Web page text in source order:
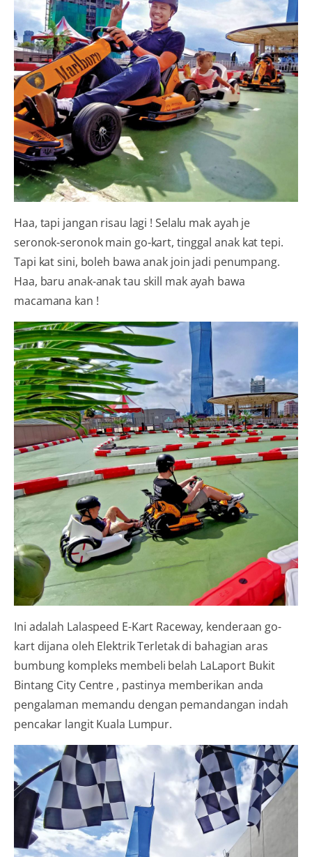
Haa, tapi jangan risau lagi ! Selalu mak ayah je
seronok-seronok main go-kart, tinggal anak kat tepi.
Tapi kat sini, boleh bawa anak join jadi penumpang.
Haa, baru anak-anak tau skill mak ayah bawa
macamana kan !
Ini adalah Lalaspeed E-Kart Raceway, kenderaan go-
kart dijana oleh Elektrik Terletak di bahagian aras
bumbung kompleks membeli belah LaLaport Bukit
Bintang City Centre , pastinya memberikan anda
pengalaman memandu dengan pemandangan indah
pencakar langit Kuala Lumpur.